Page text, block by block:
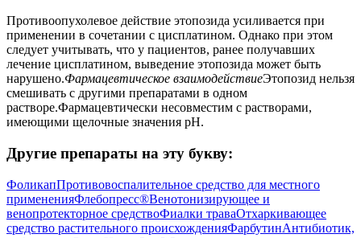
Противоопухолевое действие этопозида усиливается при
применении в сочетании с цисплатином. Однако при этом
следует учитывать, что у пациентов, ранее получавших
лечение цисплатином, выведение этопозида может быть
нарушено.Фармацевтическое взаимодействиеЭтопозид нельзя
смешивать с другими препаратами в одном
растворе.Фармацевтически несовместим с растворами,
имеющими щелочные значения рН.
Другие препараты на эту букву:
ФоликапПротивовоспалительное средство для местного
примененияФлебопресс®Венотонизирующее и
венопротекторное средствоФиалки траваОтхаркивающее
средство растительного происхожденияФарбутинАнтибиотик,